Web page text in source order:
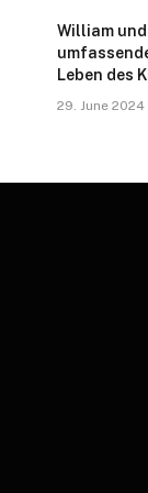
William und
Leben des
29. June 2024